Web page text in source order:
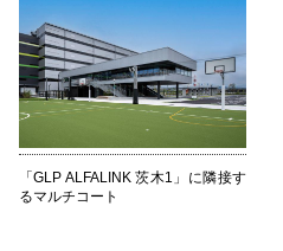
「GLP ALFALINK 茨木1」に隣接す
るマルチコート